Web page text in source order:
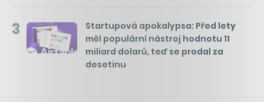
3
Startupová apokalypsa: Před lety
měl populární nástroj hodnotu 11
miliard dolarů, teď se prodal za
desetinu